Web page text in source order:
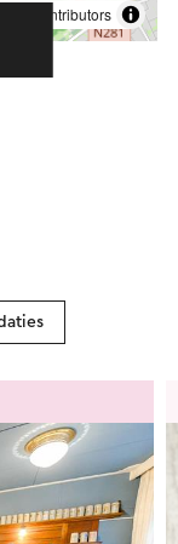
contributors